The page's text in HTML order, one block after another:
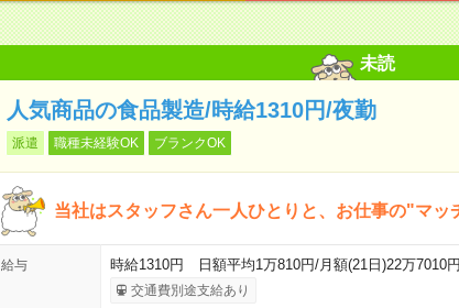
未読
人気商品の食品製造/時給1310円/夜勤
派遣 職種未経験OK ブランクOK
当社はスタッフさん一人ひとりと、お仕事の"マッ
給与 時給1310円 日額平均1万810円/月額(21日)22万7010
交通費別途支給あり